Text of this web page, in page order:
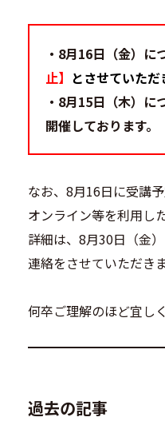
・ 8月16日（金）に
止】 とさせていただ
・ 8月15日（木）に
開催しております。
なお、8月16日に受講
オンライン等を利用し
詳細は、8月30日（金
連絡をさせていただきま
何卒ご理解のほど宜し
過去の記事